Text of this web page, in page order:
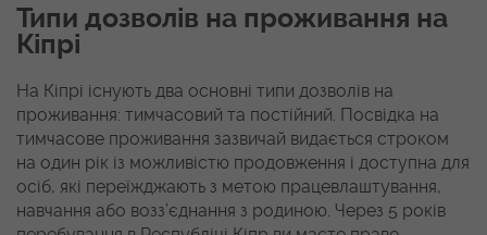
Типи дозволів на проживання на
Кіпрі
На Кіпрі існують два основні типи дозволів на
проживання: тимчасовий та постійний. Посвідка на
тимчасове проживання зазвичай видається строком
на один рік із можливістю продовження і доступна для
осіб, які переїжджають з метою працевлаштування,
навчання або возз’єднання з родиною. Через 5 років